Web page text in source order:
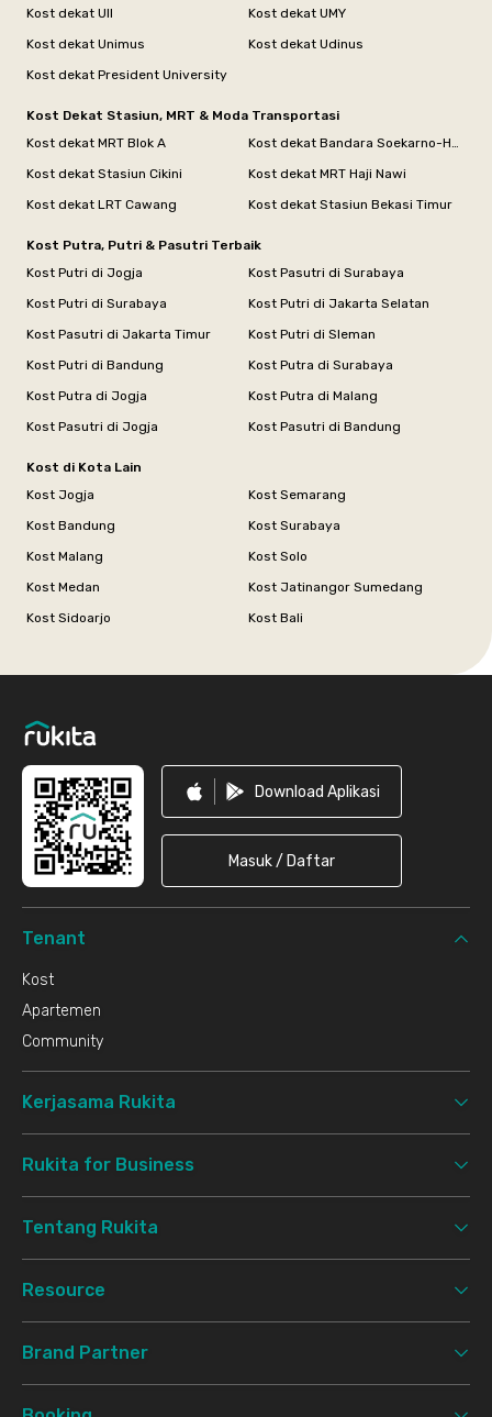
Kost dekat UII
Kost dekat UMY
Kost dekat Unimus
Kost dekat Udinus
Kost dekat President University
Kost Dekat Stasiun, MRT & Moda Transportasi
Kost dekat MRT Blok A
Kost dekat Bandara Soekarno-Hatta
Kost dekat Stasiun Cikini
Kost dekat MRT Haji Nawi
Kost dekat LRT Cawang
Kost dekat Stasiun Bekasi Timur
Kost Putra, Putri & Pasutri Terbaik
Kost Putri di Jogja
Kost Pasutri di Surabaya
Kost Putri di Surabaya
Kost Putri di Jakarta Selatan
Kost Pasutri di Jakarta Timur
Kost Putri di Sleman
Kost Putri di Bandung
Kost Putra di Surabaya
Kost Putra di Jogja
Kost Putra di Malang
Kost Pasutri di Jogja
Kost Pasutri di Bandung
Kost di Kota Lain
Kost Jogja
Kost Semarang
Kost Bandung
Kost Surabaya
Kost Malang
Kost Solo
Kost Medan
Kost Jatinangor Sumedang
Kost Sidoarjo
Kost Bali
Download Aplikasi
Masuk / Daftar
Tenant
Kost
Apartemen
Community
Kerjasama Rukita
Rukita for Business
Tentang Rukita
Resource
Brand Partner